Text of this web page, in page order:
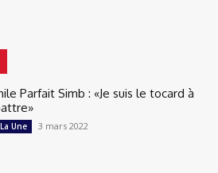
Parfait Simb : «Je suis le tocard à
Une 3 mars 2022